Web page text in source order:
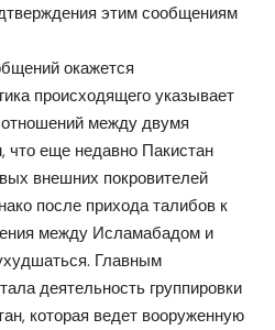
этим сообщениям
окажется
происходящего указывает
отношений между двумя
что еще недавно Пакистан
внешних покровителей
после прихода талибов к
между Исламабадом и
Главным
деятельность группировки
которая ведет вооруженную